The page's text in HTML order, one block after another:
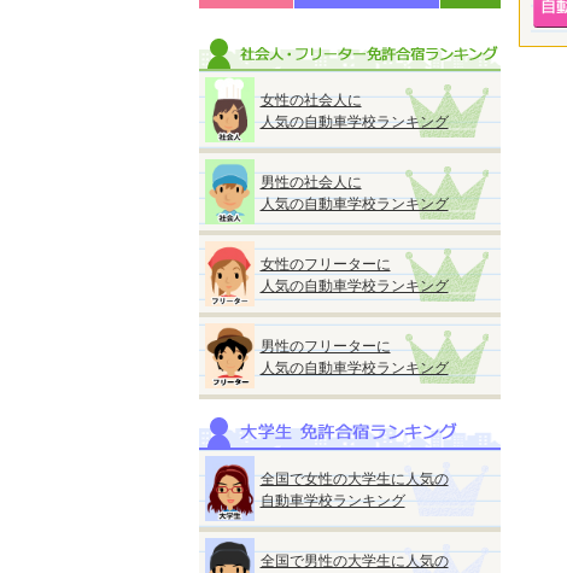
女性の社会人に
人気の自動車学校ランキング
男性の社会人に
人気の自動車学校ランキング
女性のフリーターに
人気の自動車学校ランキング
男性のフリーターに
人気の自動車学校ランキング
全国で女性の大学生に人気の
自動車学校ランキング
全国で男性の大学生に人気の